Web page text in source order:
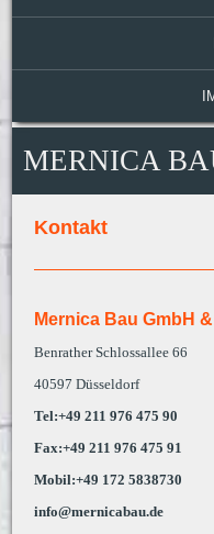
MERNICA
Kontakt
Mernica Bau GmbH
Benrather Schlossallee 66
40597 Düsseldorf
Tel:+49 211 976 475 90
Fax:+49 211 976 475 91
Mobil:+49 172 5838730
info@mernicabau.de